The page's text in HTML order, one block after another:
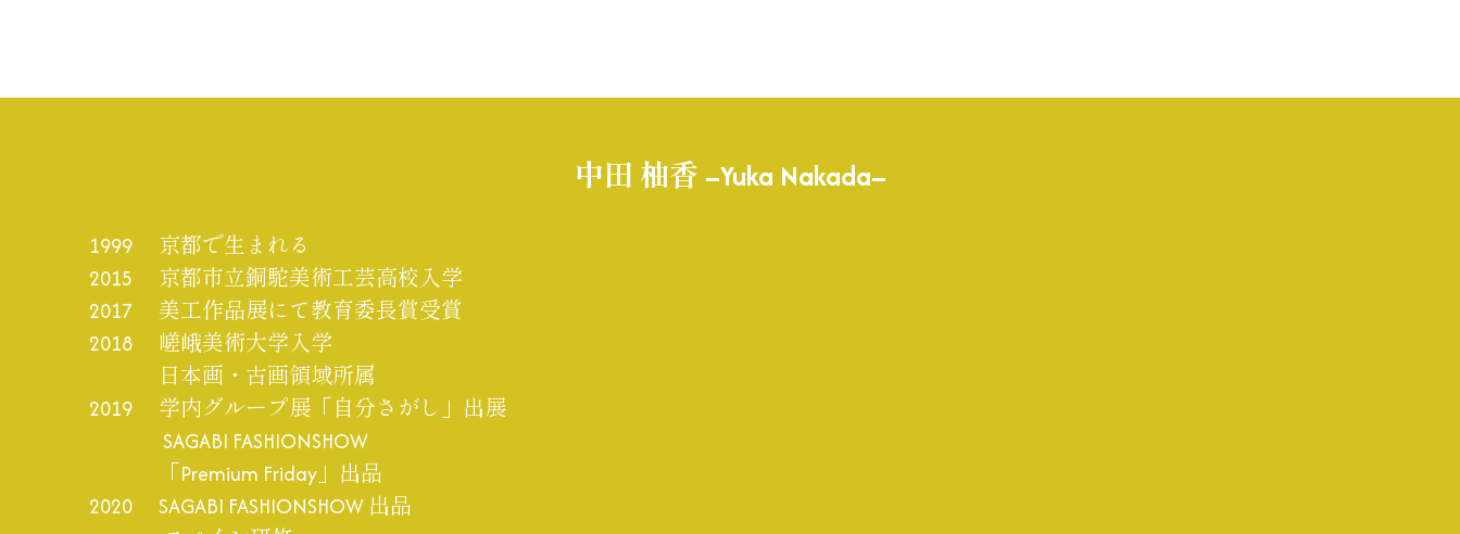
中田 柚香 –Yuka Nakada–
1999 京都で生まれる
2015 京都市立銅駝美術工芸高校入学
2017 美工作品展にて教育委長賞受賞
2018 嵯峨美術大学入学
日本画・古画領域所属
2019 学内グループ展「自分さがし」出展
SAGABI FASHIONSHOW
「Premium Friday」出品
2020 SAGABI FASHIONSHOW 出品